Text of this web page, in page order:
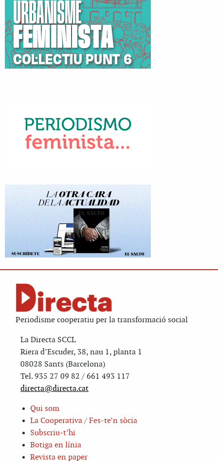
Periodisme cooperatiu per la transformació social
La Directa SCCL
Riera d’Escuder, 38, nau 1, planta 1
08028 Sants (Barcelona)
Tel. 935 27 09 82 / 661 493 117
directa@directa.cat
Qui som
La Cooperativa / Fes-te’n sòcia
Subscriu-t’hi
Botiga en línia
Revista en paper